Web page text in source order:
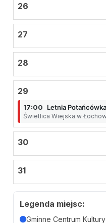
26
27
28
29
17:00 Letnia
Świetlica Wiejska w
30
31
Legenda miejsc:
Gminne Centrum